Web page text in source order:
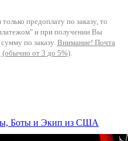
предоплату по заказу, то
и при получении Вы
по заказу. Внимание! Почта
(обычно от 3 до 5%).
Боты и Экип из США